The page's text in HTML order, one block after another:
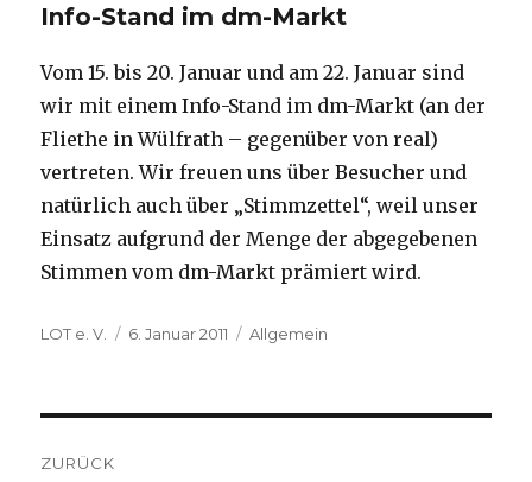
Info-Stand im dm-Markt
Vom 15. bis 20. Januar und am 22. Januar sind
wir mit einem Info-Stand im dm-Markt (an der
Fliethe in Wülfrath – gegenüber von real)
vertreten. Wir freuen uns über Besucher und
natürlich auch über „Stimmzettel“, weil unser
Einsatz aufgrund der Menge der abgegebenen
Stimmen vom dm-Markt prämiert wird.
Autor
LOT e. V.
Veröffentlicht
6. Januar 2011 Kategorien
Allgemein
ZURÜCK